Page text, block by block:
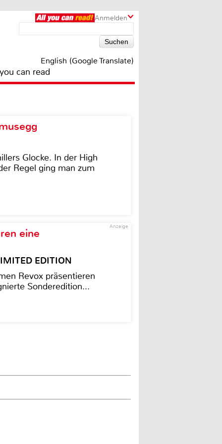
Anmelden
English (Google Translate)
can read
Glocke. In der High
Regel ging man zum
Anzeige
eine
EDITION
Revox präsentieren
Sonderedition...